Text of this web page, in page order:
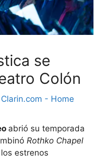
se
Colón
Clarin.com - Home
abrió su temporada
Rothko Chapel
estrenos